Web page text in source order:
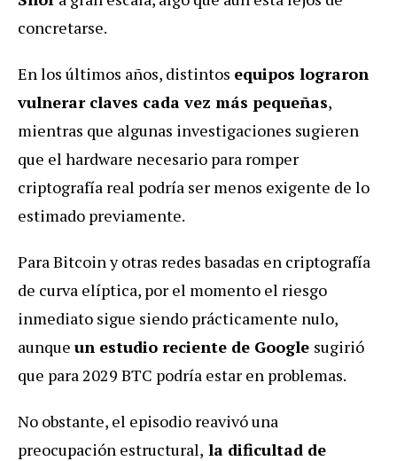
concretarse.
En los últimos años, distintos equipos lograron
vulnerar claves cada vez más pequeñas,
mientras que algunas investigaciones sugieren
que el hardware necesario para romper
criptografía real podría ser menos exigente de lo
estimado previamente.
Para Bitcoin y otras redes basadas en criptografía
de curva elíptica, por el momento el riesgo
inmediato sigue siendo prácticamente nulo,
aunque un estudio reciente de Google sugirió
que para 2029 BTC podría estar en problemas.
No obstante, el episodio reavivó una
preocupación estructural, la dificultad de